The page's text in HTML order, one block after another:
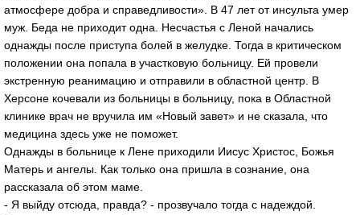
атмосфере добра и справедливости». В 47 лет от инсульта умер
муж. Беда не приходит одна. Несчастья с Леной начались
однажды после приступа болей в желудке. Тогда в критическом
положении она попала в участковую больницу. Ей провели
экстренную реанимацию и отправили в областной центр. В
Херсоне кочевали из больницы в больницу, пока в Областной
клинике врач не вручила им «Новый завет» и не сказала, что
медицина здесь уже не поможет.
Однажды в больнице к Лене приходили Иисус Христос, Божья
Матерь и ангелы. Как только она пришла в сознание, она
рассказала об этом маме.
- Я выйду отсюда, правда? - прозвучало тогда с надеждой.